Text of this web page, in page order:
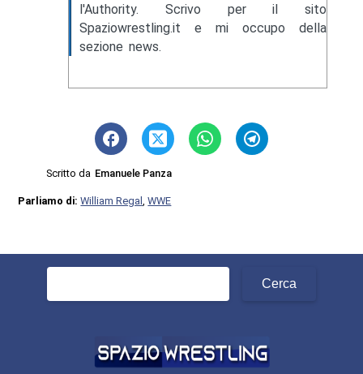
l'Authority. Scrivo per il sito
Spaziowrestling.it e mi occupo della
sezione news.
Scritto da Emanuele Panza
Parliamo di:William Regal ,WWE